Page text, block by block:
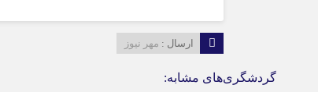
ارسال : مهر نیوز
گردشگری‌های مشابه: